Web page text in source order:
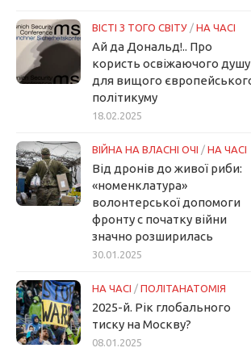
ВІСТІ З ТОГО СВІТУ / НА ЧАСІ
Ай да Дональд!.. Про
користь освіжаючого душу
для вищого
політикуму
18.02.2025
ВІЙНА НА ВЛАСНІ ОЧІ / НА ЧАСІ
Від дронів до живої риби:
«номенклатура»
волонтерської допомоги
фронту с початку війни
значно розширилась
30.01.2025
НА ЧАСІ / ПОЛІТАНАТОМІЯ
2025-й. Рік глобального
тиску на Москву?
08.01.2025